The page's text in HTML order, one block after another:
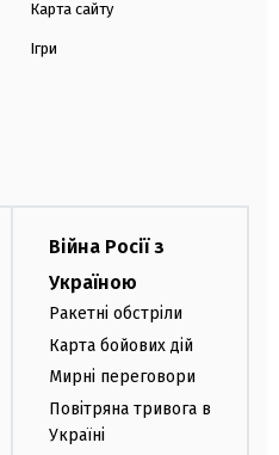
Карта сайту
Ігри
Війна Росії з
Україною
Ракетні обстріли
Карта бойових дій
Мирні переговори
Повітряна тривога в
Україні